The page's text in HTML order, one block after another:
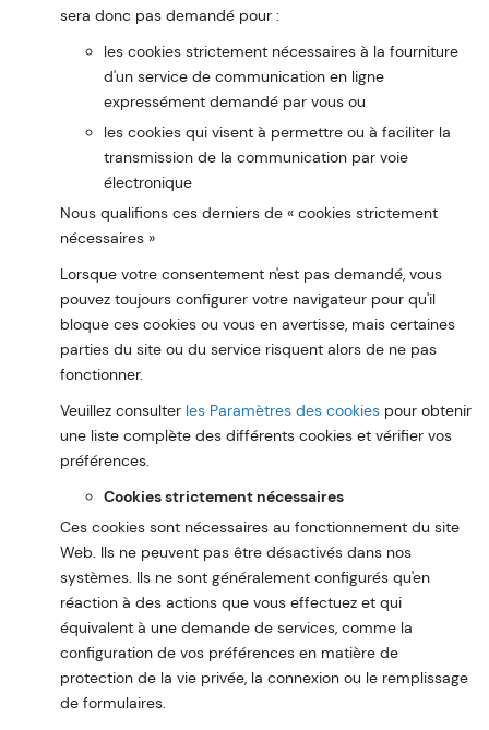
sera donc pas demandé pour :
les cookies strictement nécessaires à la fourniture
d'un service de communication en ligne
expressément demandé par vous ou
les cookies qui visent à permettre ou à faciliter la
transmission de la communication par voie
électronique
Nous qualifions ces derniers de « cookies strictement
nécessaires »
Lorsque votre consentement n'est pas demandé, vous
pouvez toujours configurer votre navigateur pour qu'il
bloque ces cookies ou vous en avertisse, mais certaines
parties du site ou du service risquent alors de ne pas
fonctionner.
Veuillez consulter les Paramètres des cookies pour obtenir
une liste complète des différents cookies et vérifier vos
préférences.
Cookies strictement nécessaires
Ces cookies sont nécessaires au fonctionnement du site
Web. Ils ne peuvent pas être désactivés dans nos
systèmes. Ils ne sont généralement configurés qu'en
réaction à des actions que vous effectuez et qui
équivalent à une demande de services, comme la
configuration de vos préférences en matière de
protection de la vie privée, la connexion ou le remplissage
de formulaires.